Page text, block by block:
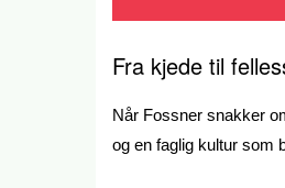
Fra kjede til
Når Fossner snakker
og en faglig kultur som